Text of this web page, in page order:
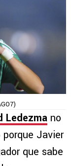
Ledezma no
Javier
que sabe